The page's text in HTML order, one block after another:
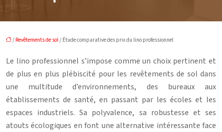
/ Revêtements de sol / Étude comparative des prix du lino professionnel
Le lino professionnel s’impose comme un choix pertinent et
de plus en plus plébiscité pour les revêtements de sol dans
une multitude d’environnements, des bureaux aux
établissements de santé, en passant par les écoles et les
espaces industriels. Sa polyvalence, sa robustesse et ses
atouts écologiques en font une alternative intéressante face